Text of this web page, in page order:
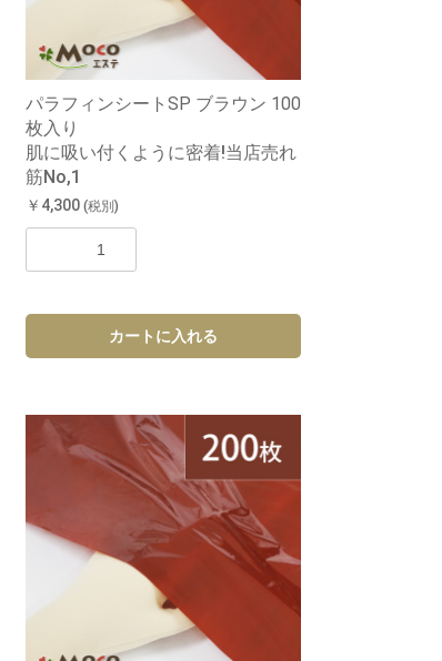
パラフィンシートSP ブラウン 100
枚入り
肌に吸い付くように密着!当店売れ
筋No,1
￥4,300 (税別)
カートに入れる